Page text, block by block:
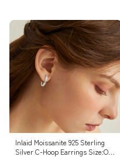
Inlaid Moissanite 925 Sterling
Silver C-Hoop Earrings Size:One